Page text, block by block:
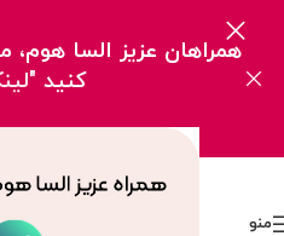
همراهان عزیز السا هوم،
کنید
منو